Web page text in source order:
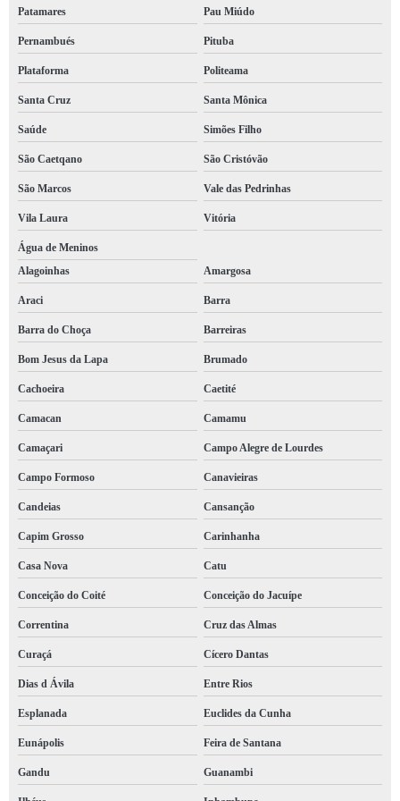
brigada incêndio Campo Grande
brigada de primeiros socorros contratar Barreiras
serviço de brigada de combate a incêndio Cidade Jardim
serviço de brigada incêndios Barra
serviço de brigada de bombeiros Inhambupe
brigada de incêndio em condomínio Correntina
brigada de incêndio Inhambupe
brigada de incêndios Dias d'Ávila
brigada incêndios contratar Avenida Ogunja
brigada incêndio contratar Livramento de Nossa Senhora
serviço de brigada de incêndios Santo Amaro
brigada de bombeiros contratar Ipiaú
serviço de brigada de emergência Feira de Santana
brigada de primeiros socorros Entre Rios
empresa de brigada incêndios Jaguaquara
serviço de brigada de primeiros socorros Rio Vermelho
serviço de brigada contra incêndio Itapicuru
brigada de emergência Euclides da Cunha
serviço de brigada de bombeiros Imbuí
Patamares Pau Miúdo
Pernambués Pituba
Plataforma Politeama
Santa Cruz Santa Mônica
Saúde Simões Filho
São Caetqano São Cristóvão
São Marcos Vale das Pedrinhas
Vila Laura Vitória
Água de Meninos
Alagoinhas
Amargosa
Araci Barra
Barra do Choça Barreiras
Bom Jesus da Lapa Brumado
Cachoeira Caetité
Camacan Camamu
Camaçari Campo Alegre de Lourdes
Campo Formoso Canavieiras
Candeias Cansanção
Capim Grosso Carinhanha
Casa Nova Catu
Conceição do Coité Conceição do Jacuípe
Correntina Cruz das Almas
Curaçá Cícero Dantas
Dias d Ávila Entre Rios
Esplanada Euclides da Cunha
Eunápolis Feira de Santana
Gandu Guanambi